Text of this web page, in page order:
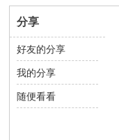
大 ›
分享
好友的分享
我的分享
随便看看